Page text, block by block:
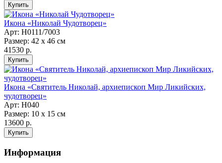
Икона «Николай Чудотворец»
Арт: Н0111/7003
Размер: 42 х 46 см
41530 р.
Икона «Святитель Николай, архиепископ Мир Ликийских,
чудотворец»
Арт: Н040
Размер: 10 х 15 см
13600 р.
Информация